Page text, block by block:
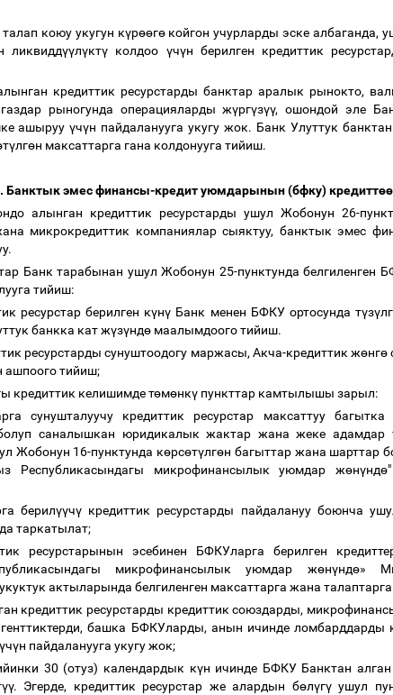
коюу укугун күрөөгөкойгон учурларды эске албаганда,
ликвиддүүлүктү колдоо үчүн берилген кредиттик
кредиттик ресурстарды банктар аралык рынокто,
рыногунда операцияларды жүргүзүү, ошондой эле
ашырууүчүн пайдаланууга укугу жок. Банк Улуттук
түлгөн максаттарга гана колдонууга тийиш.
Банктык эмес финансы-кредит уюмдарынын (бфку) кредиттөө
алынган кредиттик ресурстарды ушул Жобонун 26-
микрокредиттик компаниялар сыяктуу, банктык эмес
Банк тарабынан ушул Жобонун 25-пунктунда белгиленген
тийиш:
ресурстар берилген күнү Банк менен БФКУ ортосунда түзүлг
банкка кат жүзүндө маалымдоого тийиш.
ресурстарды сунуштоодогу маржасы, Акча-кредиттик жөнгө
ашпоого тийиш;
кредиттик келишимде төмөнкү пункттар камтылышы зарыл:
сунушталуучу кредиттик ресурстар максаттуу
болуп саналышкан юридикалык жактар жана жеке
Жобонун 16-пунктунда көрсөтүлгөн багыттар жана шарттар
Республикасындагы микрофинансылык уюмдар жөнүндө
берилүүчүкредиттик ресурстарды пайдалануу боюнча
таркатылат;
ресурстарынын эсебинен БФКУларга берилген
микрофинансылык уюмдар жөнүндө»
актыларында белгиленген максаттарга жана
кредиттик ресурстарды кредиттик союздарды,
башка БФКУларды, анын ичинде
үчүн пайдаланууга укугу жок;
30 (отуз) календардык күн ичинде БФКУ Банктан
үү. Эгерде, кредиттик ресурстар же алардын бөлүгүушул